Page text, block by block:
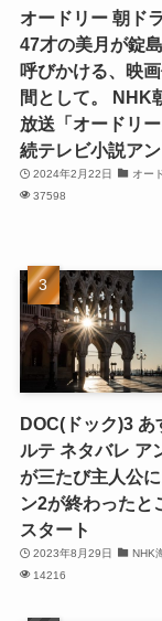
オードリー 朝ド
47才の美月が錠
呼びかける、映
間として。 NHK
放送「オードリ
続テレビ小説ア
2024年2月22日
オー
37598
DOC(ドック)3 あ
ルテ ネタバレ ア
が三たび主人公
ン2が終わったと
スタート
2023年8月29日
NHK
14216